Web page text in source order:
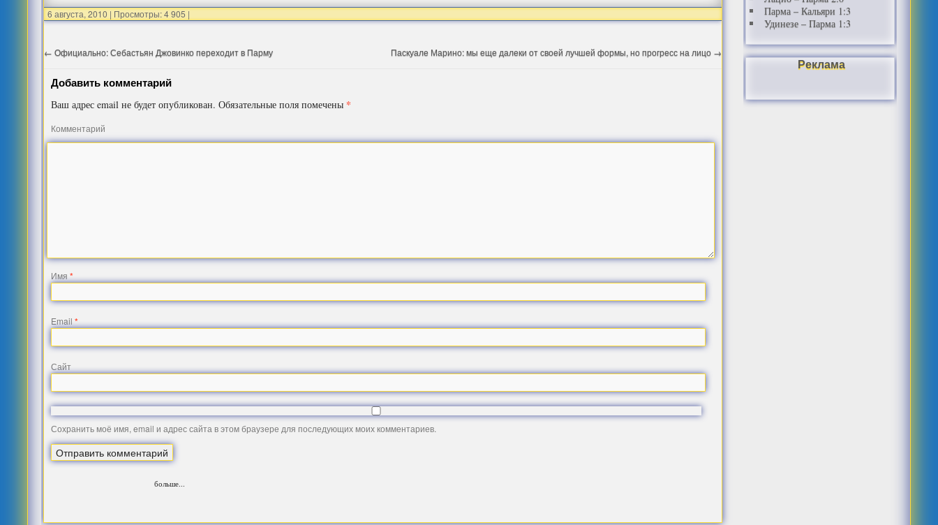
6 августа, 2010 | Просмотры: 4 905 |
← Официально: Себастьян Джовинко переходит в Парму Паскуале Марино: мы еще далеки от своей лучшей формы, но прогресс на лицо →
Добавить комментарий
Ваш адрес email не будет опубликован. Обязательные поля помечены *
Комментарий
Имя*
Email*
Сайт
Сохранить моё имя, email и адрес сайта в этом браузере для последующих моих комментариев.
больше...
Парма – Кальяри 1:3
Удинезе – Парма 1:3
Реклама